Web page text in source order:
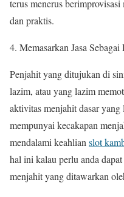
terus menerus
dan praktis.
4. Memasarkan Jasa Sebagai
Penjahit yang ditujukan di
lazim, atau yang lazim
aktivitas menjahit dasar
mempunyai kecakapan
mendalami keahlian slot
hal ini kalau perlu anda
menjahit yang ditawarkan